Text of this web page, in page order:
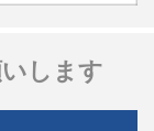
します